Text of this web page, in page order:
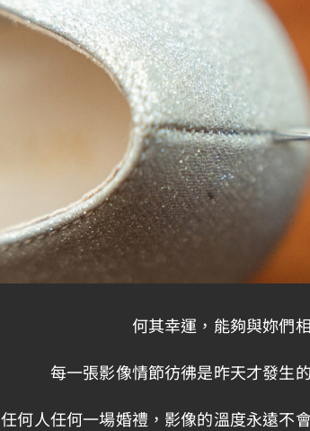
何其幸運，能夠與妳們
每一張影像情節彷彿是昨天才發生
任何人任何一場婚禮，影像的溫度永遠不